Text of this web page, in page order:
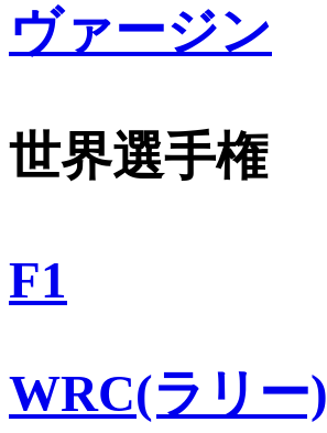
ヴァージン
世界選手権
F1
WRC(ラリー)